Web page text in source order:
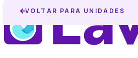
VOLTAR PARA UNIDADES